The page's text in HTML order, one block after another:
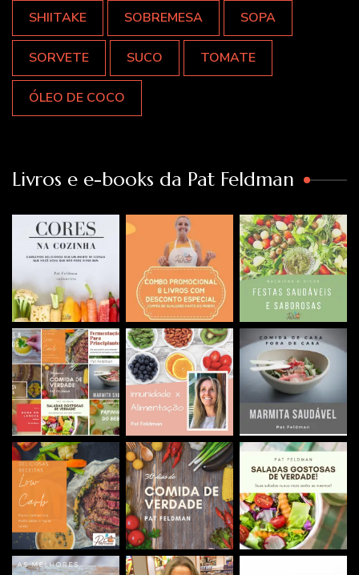
SHIITAKE SOBREMESA SOPA
SORVETE SUCO TOMATE
ÓLEO DE COCO
Livros e e-books da Pat Feldman